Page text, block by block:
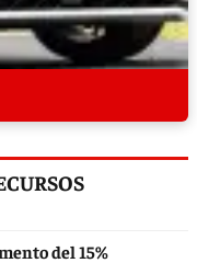
del 15%